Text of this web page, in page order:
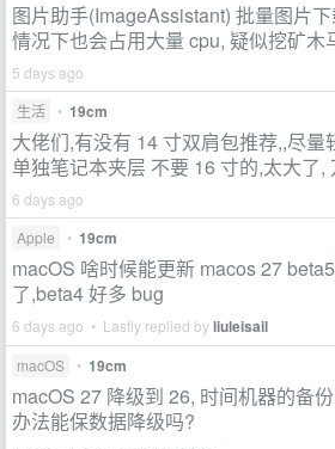
图片助手(ImageAssistant) 批量图片
情况下也会占用大量 cpu, 疑似挖矿木
5 days ago
生活
• 19cm
大佬们,有没有 14 寸双肩包推荐,,尽量
单独笔记本夹层 不要 16 寸的,太大了,
6 days ago
Apple
• 19cm
macOS 啥时候能更新 macos 27
了,beta4 好多 bug
6 days ago • Lastly replied byliuleisail
macOS • 19cm
macOS 27 降级到 26, 时间机器的备
办法能保数据降级吗?